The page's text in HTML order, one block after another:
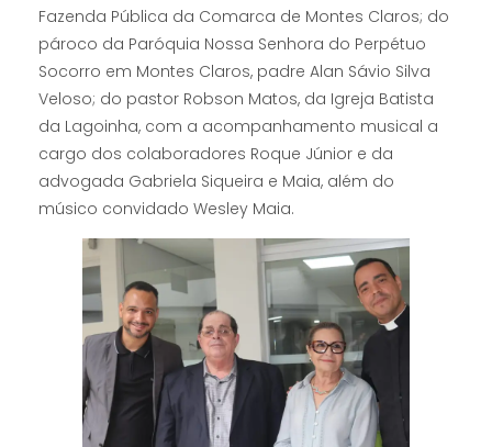
Fazenda Pública da Comarca de Montes Claros; do
pároco da Paróquia Nossa Senhora do Perpétuo
Socorro em Montes Claros, padre Alan Sávio Silva
Veloso; do pastor Robson Matos, da Igreja Batista
da Lagoinha, com a acompanhamento musical a
cargo dos colaboradores Roque Júnior e da
advogada Gabriela Siqueira e Maia, além do
músico convidado Wesley Maia.